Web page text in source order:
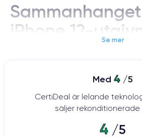
iPhone 12-
År 2020 introducerade Apple den
iPhone 12, som kategoriseras som den 14:e
började den 16 oktober och den släpptes
Se mer
Med 4 /5
CertiDeal är lelande
säljer rekonditionerade
4 /5